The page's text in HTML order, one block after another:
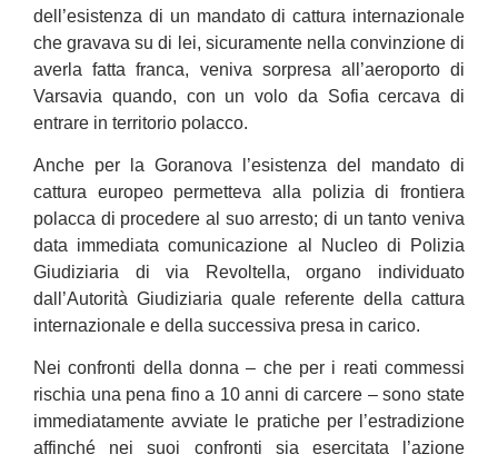
dell’esistenza di un mandato di cattura internazionale
che gravava su di lei, sicuramente nella convinzione di
averla fatta franca, veniva sorpresa all’aeroporto di
Varsavia quando, con un volo da Sofia cercava di
entrare in territorio polacco.
Anche per la Goranova l’esistenza del mandato di
cattura europeo permetteva alla polizia di frontiera
polacca di procedere al suo arresto; di un tanto veniva
data immediata comunicazione al Nucleo di Polizia
Giudiziaria di via Revoltella, organo individuato
dall’Autorità Giudiziaria quale referente della cattura
internazionale e della successiva presa in carico.
Nei confronti della donna – che per i reati commessi
rischia una pena fino a 10 anni di carcere – sono state
immediatamente avviate le pratiche per l’estradizione
affinché nei suoi confronti sia esercitata l’azione